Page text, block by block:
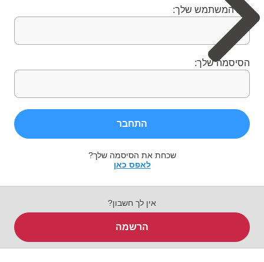
שם המשתמש שלך:
הסיסמה שלך:
התחבר
שכחת את הסיסמה שלך?
לאפס כאן
אין לך חשבון?
הרשמה